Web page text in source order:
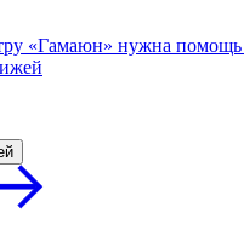
«Гамаюн» нужна помощь